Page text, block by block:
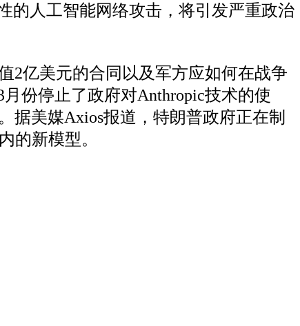
的人工智能网络攻击，将引发严重政治
2亿美元的合同以及军方应如何在战争
份停止了政府对Anthropic技术的使
据美媒Axios报道，特朗普政府正在制
的新模型。